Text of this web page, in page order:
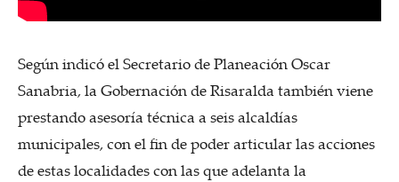
Según indicó el Secretario de Planeación Oscar
Sanabria, la Gobernación de Risaralda también viene
prestando asesoría técnica a seis alcaldías
municipales, con el fin de poder articular las acciones
de estas localidades con las que adelanta la